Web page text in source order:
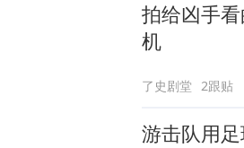
拍给凶手
机
了史剧堂 2跟贴
游击队用